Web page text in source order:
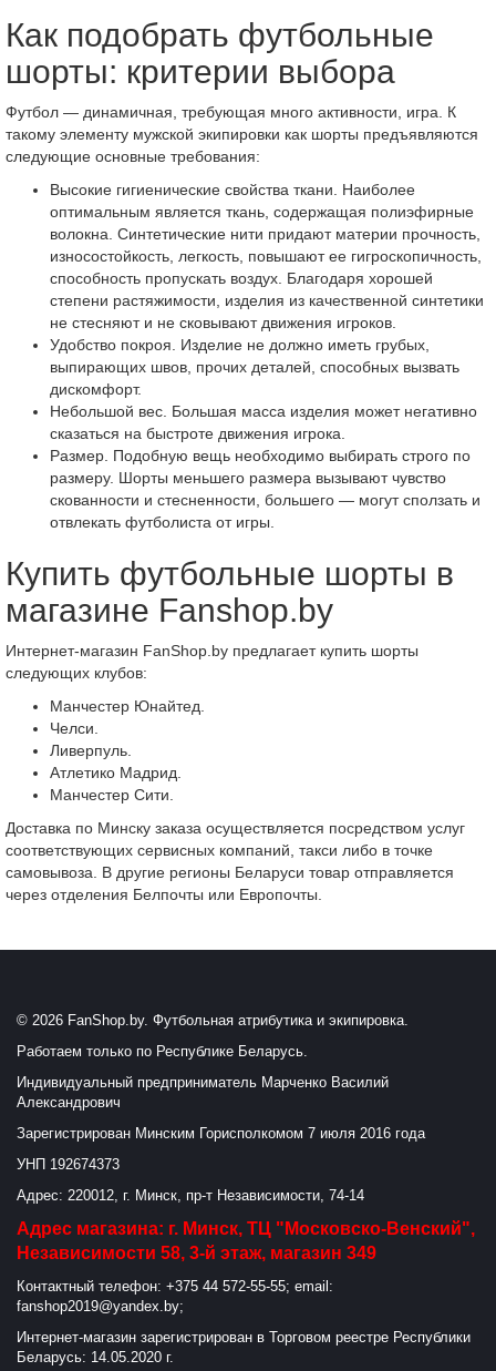
Как подобрать футбольные
шорты: критерии выбора
Футбол — динамичная, требующая много активности, игра. К
такому элементу мужской экипировки как шорты предъявляются
следующие основные требования:
Высокие гигиенические свойства ткани. Наиболее
оптимальным является ткань, содержащая полиэфирные
волокна. Синтетические нити придают материи прочность,
износостойкость, легкость, повышают ее гигроскопичность,
способность пропускать воздух. Благодаря хорошей
степени растяжимости, изделия из качественной синтетики
не стесняют и не сковывают движения игроков.
Удобство покроя. Изделие не должно иметь грубых,
выпирающих швов, прочих деталей, способных вызвать
дискомфорт.
Небольшой вес. Большая масса изделия может негативно
сказаться на быстроте движения игрока.
Размер. Подобную вещь необходимо выбирать строго по
размеру. Шорты меньшего размера вызывают чувство
скованности и стесненности, большего — могут сползать и
отвлекать футболиста от игры.
Купить футбольные шорты в
магазине Fanshop.by
Интернет-магазин FanShop.by предлагает купить шорты
следующих клубов:
Манчестер Юнайтед.
Челси.
Ливерпуль.
Атлетико Мадрид.
Манчестер Сити.
Доставка по Минску заказа осуществляется посредством услуг
соответствующих сервисных компаний, такси либо в точке
самовывоза. В другие регионы Беларуси товар отправляется
через отделения Белпочты или Европочты.
© 2026 FanShop.by. Футбольная атрибутика и экипировка.
Работаем только по Республике Беларусь.
Индивидуальный предприниматель Марченко Василий
Александрович
Зарегистрирован Минским Горисполкомом 7 июля 2016 года
УНП 192674373
Адрес: 220012, г. Минск, пр-т Независимости, 74-14
Адрес магазина: г. Минск, ТЦ "Московско-Венский",
Независимости 58, 3-й этаж, магазин 349
Контактный телефон: +375 44 572-55-55; email:
fanshop2019@yandex.by;
Интернет-магазин зарегистрирован в Торговом реестре Республики
Беларусь: 14.05.2020 г.